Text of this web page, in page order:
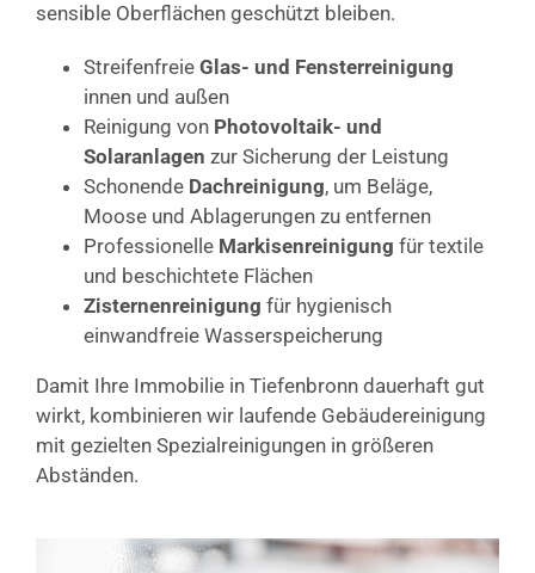
sensible Oberflächen geschützt bleiben.
Streifenfreie Glas- und Fensterreinigung
innen und außen
Reinigung von Photovoltaik- und
Solaranlagen zur Sicherung der Leistung
Schonende Dachreinigung, um Beläge,
Moose und Ablagerungen zu entfernen
Professionelle Markisenreinigung für textile
und beschichtete Flächen
Zisternenreinigung für hygienisch
einwandfreie Wasserspeicherung
Damit Ihre Immobilie in Tiefenbronn dauerhaft gut
wirkt, kombinieren wir laufende Gebäudereinigung
mit gezielten Spezialreinigungen in größeren
Abständen.